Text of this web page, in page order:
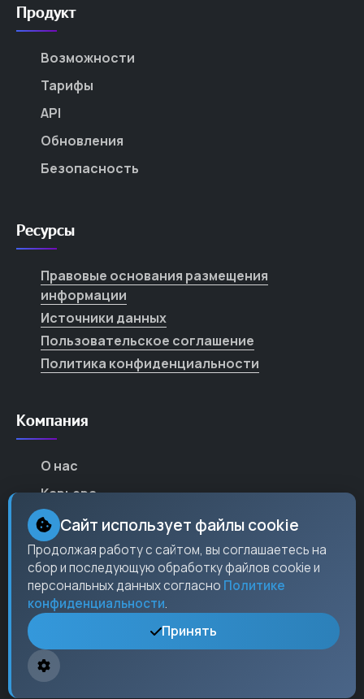
Продукт
Возможности
Тарифы
API
Обновления
Безопасность
Ресурсы
Правовые основания размещения
информации
Источники данных
Пользовательское соглашение
Политика конфиденциальности
Компания
О нас
Карьера
Партнеры
Контакты
Пресс-центр
Контакты
Москва,
Сайт использует файлы cookie
Продолжая работу с сайтом, вы соглашаетесь на
сбор и последующую обработку файлов cookie и
персональных данных согласно Политике
конфиденциальности.
Принять